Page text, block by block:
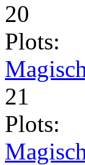
20
Plots:
21
Plots: